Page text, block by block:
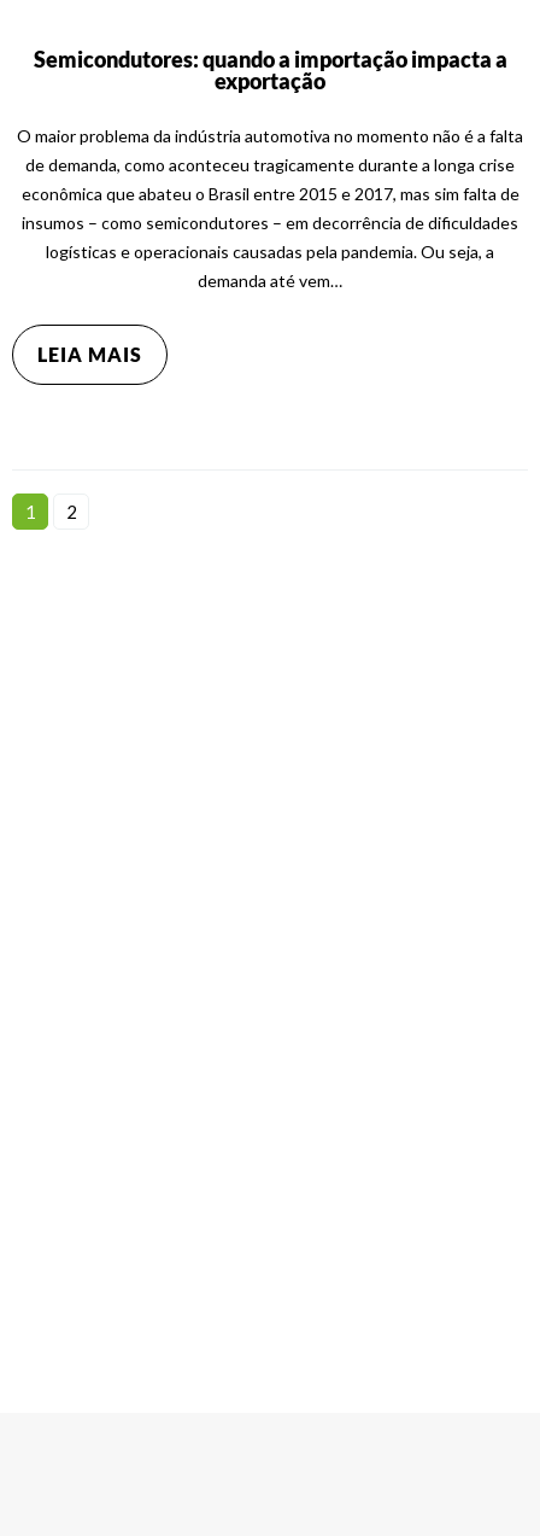
Semicondutores: quando a importação impacta a
exportação
O maior problema da indústria automotiva no momento não é a falta
de demanda, como aconteceu tragicamente durante a longa crise
econômica que abateu o Brasil entre 2015 e 2017, mas sim falta de
insumos – como semicondutores – em decorrência de dificuldades
logísticas e operacionais causadas pela pandemia. Ou seja, a
demanda até vem…
LEIA MAIS
1 2